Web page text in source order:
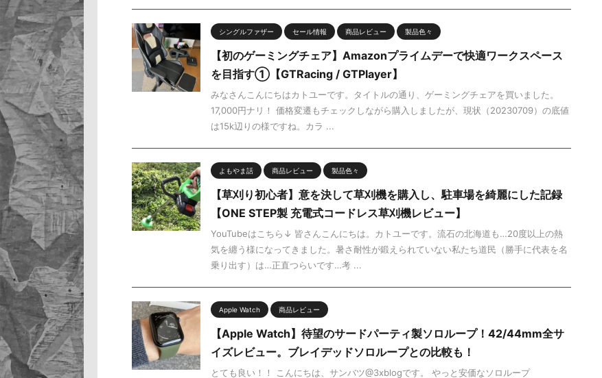
シングルファザー セール情報 商品レビュー 製品色々
【初のゲーミングチェア】Amazonプライムデーで快適ワークスペース
を目指す①【GTRacing / GTPlayer】
みなさんこんにちはカトユーです。タイトルの通り、ゲーミングチェアを買いました。
17,000円ナリ！ 価格変遷もチェックしながら購入しましたが、現状（20230709）の底値
は15k辺りの様ですね。カラ ...
よもやま話 商品レビュー 製品色々
【草刈り初心者】意を決して草刈機を購入し、駐車場を綺麗にした記録
【ONE STEP製 充電式コードレス草刈機レビュー】
YouTubeはこちら↓ 皆さんこんにちは。カトユーです。流石の北海道も…20度以上の熱
気を纏う様になってきました。暑さ耐性が鍛えられていない私たち道民（勝手に代表を名
乗り出す）は…正直つらいです…考 ...
Apple Watch 商品レビュー
【Apple Watch】待望のサードパーティ製ソロループ！42/44mm全サ
イズレビュー。ブレイデッドソロループとの比較も！
とても良い！！ こんにちは、サンバツ@3xblogです。 やっと安価なソロループ